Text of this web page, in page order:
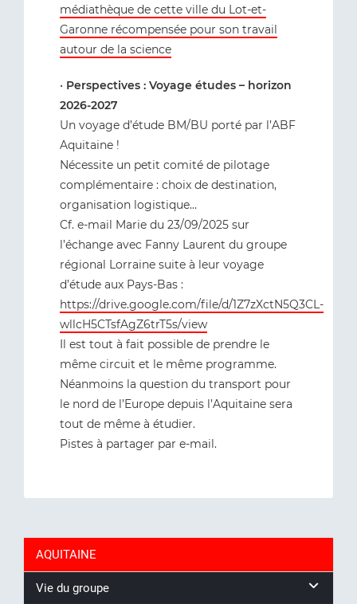
médiathèque de cette ville du Lot-et-
Garonne récompensée pour son travail
autour de la science
• Perspectives : Voyage études – horizon
2026-2027
Un voyage d’étude BM/BU porté par l’ABF
Aquitaine !
Nécessite un petit comité de pilotage
complémentaire : choix de destination,
organisation logistique…
Cf. e-mail Marie du 23/09/2025 sur
l’échange avec Fanny Laurent du groupe
régional Lorraine suite à leur voyage
d’étude aux Pays-Bas :
https://drive.google.com/file/d/1Z7zXctN5Q3CL-
wllcH5CTsfAgZ6trT5s/view
Il est tout à fait possible de prendre le
même circuit et le même programme.
Néanmoins la question du transport pour
le nord de l’Europe depuis l’Aquitaine sera
tout de même à étudier.
Pistes à partager par e-mail.
AQUITAINE
Vie du groupe